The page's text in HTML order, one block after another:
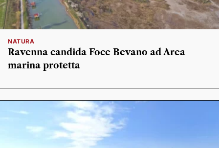
NATURA
Ravenna candida Foce Bevano ad Area
marina protetta